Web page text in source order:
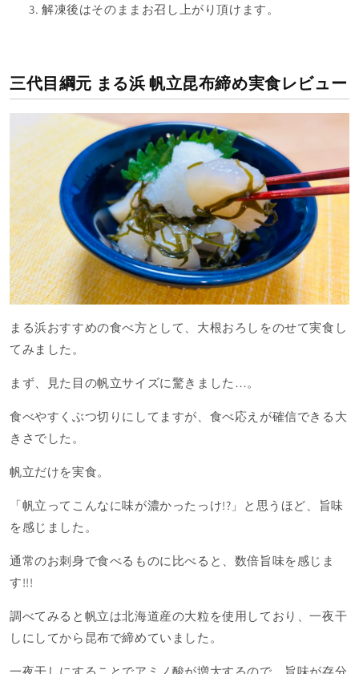
解凍後はそのままお召し上がり頂けます。
三代目綱元 まる浜 帆立昆布締め実食レビュー
まる浜おすすめの食べ方として、大根おろしをのせて実食し
てみました。
まず、見た目の帆立サイズに驚きました…。
食べやすくぶつ切りにしてますが、食べ応えが確信できる大
きさでした。
帆立だけを実食。
「帆立ってこんなに味が濃かったっけ!?」と思うほど、旨味
を感じました。
通常のお刺身で食べるものに比べると、数倍旨味を感じま
す!!!
調べてみると帆立は北海道産の大粒を使用しており、一夜干
しにしてから昆布で締めていました。
一夜干しにすることでアミノ酸が増大するので、旨味が存分